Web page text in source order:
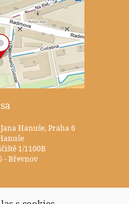
Hanuše, Praha 6
1/1100B
- Břevnov